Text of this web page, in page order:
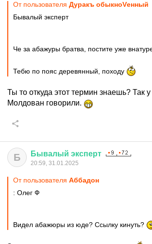
От пользователя Дуракъ обыкноVенный
Бывалый эксперт
Че за абажуры братва, постите уже
Тебю по пояс деревянный, походу
Ты то откуда этот термин знаешь? Так
Молдован говорили.
Б Бывалый эксперт
20:59, 31.01.2025
От пользователя Аббадон
: Олег Ф
Видел абажюры из юде? Ссылку кинуть?